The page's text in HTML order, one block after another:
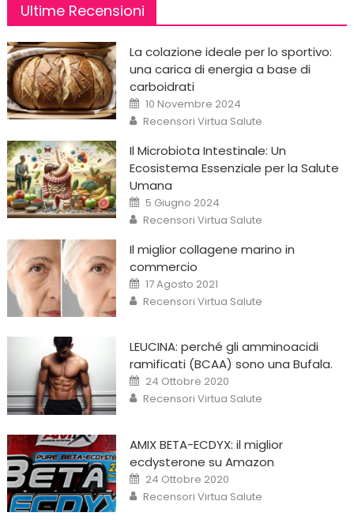
Ultime Recensioni
La colazione ideale per lo sportivo:
una carica di energia a base di
carboidrati
Posted
on
10 Novembre 2024
Author
Recensori Virtua Salute
Il Microbiota Intestinale: Un
Ecosistema Essenziale per la Salute
Umana
Posted
on
5 Giugno 2024
Author
Recensori Virtua Salute
Il miglior collagene marino in
commercio
Posted
on
17 Agosto 2021
Author
Recensori Virtua Salute
LEUCINA: perché gli amminoacidi
ramificati (BCAA) sono una Bufala.
Posted
on
24 Ottobre 2020
Author
Recensori Virtua Salute
AMIX BETA-ECDYX: il miglior
ecdysterone su Amazon
Posted
on
24 Ottobre 2020
Author
Recensori Virtua Salute